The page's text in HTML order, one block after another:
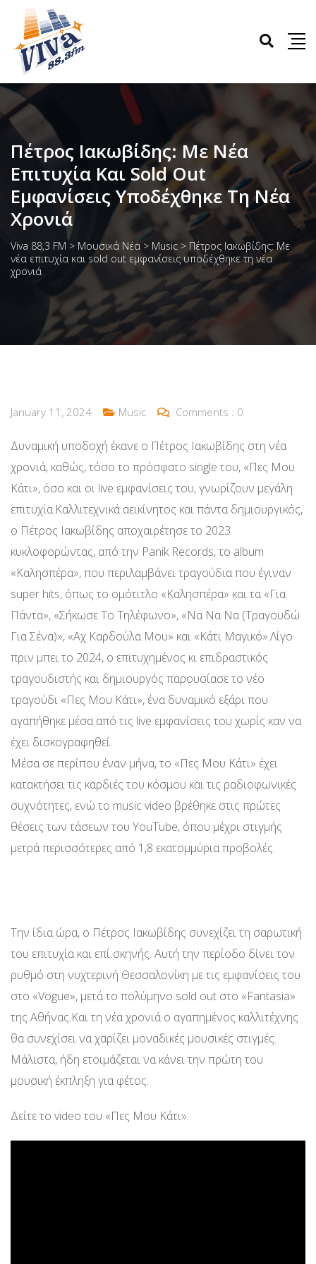
Πέτρος Ιακωβίδης: Με Νέα
Επιτυχία Και Sold Out
Εμφανίσεις Υποδέχθηκε Τη Νέα
Χρονιά
Viva 88,3 FM > Μουσικά Νέα > Music > Πέτρος Ιακωβίδης: Με
νέα επιτυχία και sold out εμφανίσεις υποδέχθηκε τη νέα
χρονιά
January 11, 2024 Music Comments : 0
Δυναμική υποδοχή έκανε ο Πέτρος Ιακωβίδης στη νέα
χρονιά, καθώς, τόσο το πρόσφατο single του, «Πες Μου
Κάτι», όσο και οι live εμφανίσεις του, γνωρίζουν μεγάλη
επιτυχία.Καλλιτεχνικά αεικίνητος και πάντα δημιουργικός,
ο Πέτρος Ιακωβίδης αποχαιρέτησε το 2023
κυκλοφορώντας, από την Panik Records, το album
«Καλησπέρα», που περιλαμβάνει τραγούδια που έγιναν
super hits, όπως το ομότιτλο «Καλησπέρα» και τα «Για
Πάντα», «Σήκωσε Το Τηλέφωνο», «Να Να Να (Τραγουδώ
Για Σένα)», «Αχ Καρδούλα Μου» και «Κάτι Μαγικό».Λίγο
πριν μπει το 2024, ο επιτυχημένος κι επιδραστικός
τραγουδιστής και δημιουργός παρουσίασε το νέο
τραγούδι «Πες Μου Κάτι», ένα δυναμικό εξάρι που
αγαπήθηκε μέσα από τις live εμφανίσεις του χωρίς καν να
έχει δισκογραφηθεί.
Μέσα σε περίπου έναν μήνα, το «Πες Μου Κάτι» έχει
κατακτήσει τις καρδιές του κόσμου και τις ραδιοφωνικές
συχνότητες, ενώ το music video βρέθηκε στις πρώτες
θέσεις των τάσεων του YouTube, όπου μέχρι στιγμής
μετρά περισσότερες από 1,8 εκατομμύρια προβολές.
Την ίδια ώρα, ο Πέτρος Ιακωβίδης συνεχίζει τη σαρωτική
του επιτυχία και επί σκηνής. Αυτή την περίοδο δίνει τον
ρυθμό στη νυχτερινή Θεσσαλονίκη με τις εμφανίσεις του
στο «Vogue», μετά το πολύμηνο sold out στο «Fantasia»
της Αθήνας.Και τη νέα χρονιά ο αγαπημένος καλλιτέχνης
θα συνεχίσει να χαρίζει μοναδικές μουσικές στιγμές.
Μάλιστα, ήδη ετοιμάζεται να κάνει την πρώτη του
μουσική έκπληξη για φέτος.
Δείτε το video του «Πες Μου Κάτι»: